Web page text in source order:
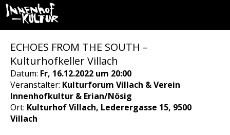
ECHOES FROM THE SOUTH –
Kulturhofkeller Villach
Datum: Fr, 16.12.2022 um 20:00
Veranstalter: Kulturforum Villach & Verein
Innenhofkultur & Erian/Nösig
Ort: Kulturhof Villach, Lederergasse 15, 9500
Villach